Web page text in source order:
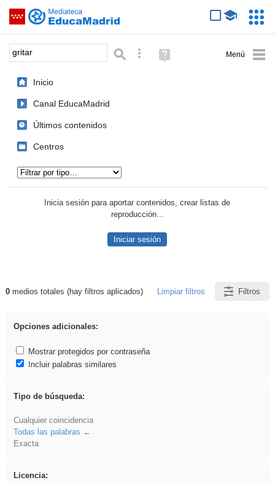
Saltar navegación
Palabra o frase: Búsqueda avanzada
Ayuda
(en
Inicio
Canal EducaMadrid
Últimos contenidos
Centros
Inicia sesión para aportar contenidos, crear listas de
reproducción...
Iniciar sesión
Resultados de: gritar
0medios totales (hay filtros aplicados) Limpiar filtros Filtros
Opciones adicionales:
Mostrar protegidos por contraseña
Incluir palabras similares
Tipo de búsqueda:
Cualquier coincidencia
Todas las palabras
Exacta
Licencia: